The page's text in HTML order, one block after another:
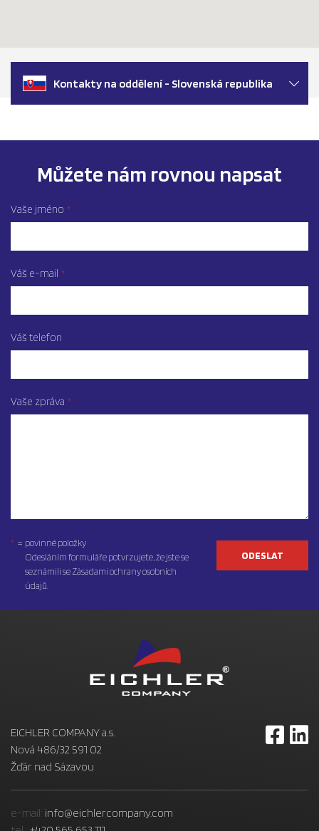
Kontakty na oddělení - Slovenská republika
Můžete nám rovnou napsat
Vaše jméno
Váš e-mail
Váš telefon
Vaše zpráva
= povinné položky
Odesláním formuláře potvrzujete, že jste se
seznámili se Zásadami ochrany osobních
údajů.
ODESLAT
EICHLER COMPANY a.s.
Nová 486/32 591 02
Žďár nad Sázavou
e-mail: info@eichlercompany.com